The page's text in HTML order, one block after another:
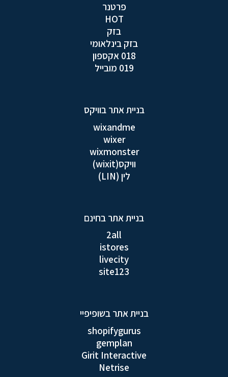
פרטנר
HOT
בזק
בזק בינלאומי
018 אקספון
019 מובייל
בניית אתר בוויקס
wixandme
wixer
wixmonster
וויקס(wixit)
לין (LIN)
בניית אתר בחינם
2all
istores
livecity
site123
בניית אתר בשופיפיי
shopifygurus
gemplan
Girit Interactive
Netrise